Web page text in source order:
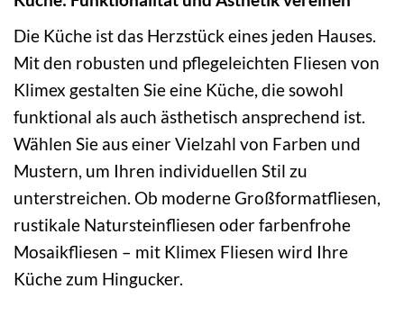
Die Küche ist das Herzstück eines jeden Hauses.
Mit den robusten und pflegeleichten Fliesen von
Klimex gestalten Sie eine Küche, die sowohl
funktional als auch ästhetisch ansprechend ist.
Wählen Sie aus einer Vielzahl von Farben und
Mustern, um Ihren individuellen Stil zu
unterstreichen. Ob moderne Großformatfliesen,
rustikale Natursteinfliesen oder farbenfrohe
Mosaikfliesen – mit Klimex Fliesen wird Ihre
Küche zum Hingucker.